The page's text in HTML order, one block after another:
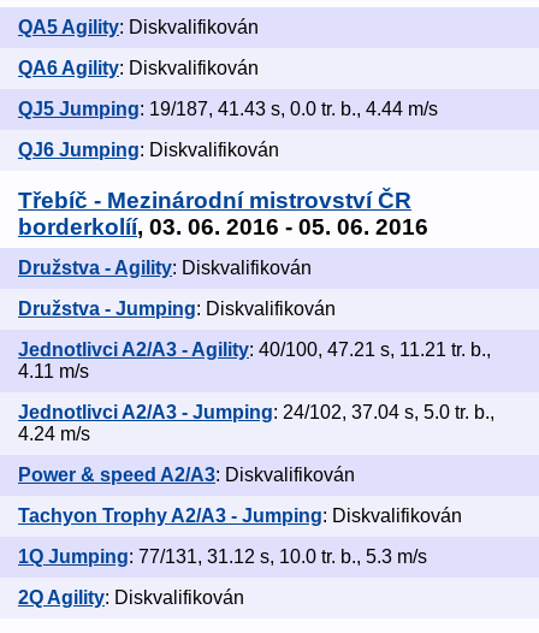
QA5 Agility: Diskvalifikován
QA6 Agility: Diskvalifikován
QJ5 Jumping: 19/187, 41.43 s, 0.0 tr. b., 4.44 m/s
QJ6 Jumping: Diskvalifikován
Třebíč - Mezinárodní mistrovství ČR
borderkolíí, 03. 06. 2016 - 05. 06. 2016
Družstva - Agility: Diskvalifikován
Družstva - Jumping: Diskvalifikován
Jednotlivci A2/A3 - Agility: 40/100, 47.21 s, 11.21 tr. b.,
4.11 m/s
Jednotlivci A2/A3 - Jumping: 24/102, 37.04 s, 5.0 tr. b.,
4.24 m/s
Power & speed A2/A3: Diskvalifikován
Tachyon Trophy A2/A3 - Jumping: Diskvalifikován
1Q Jumping: 77/131, 31.12 s, 10.0 tr. b., 5.3 m/s
2Q Agility: Diskvalifikován